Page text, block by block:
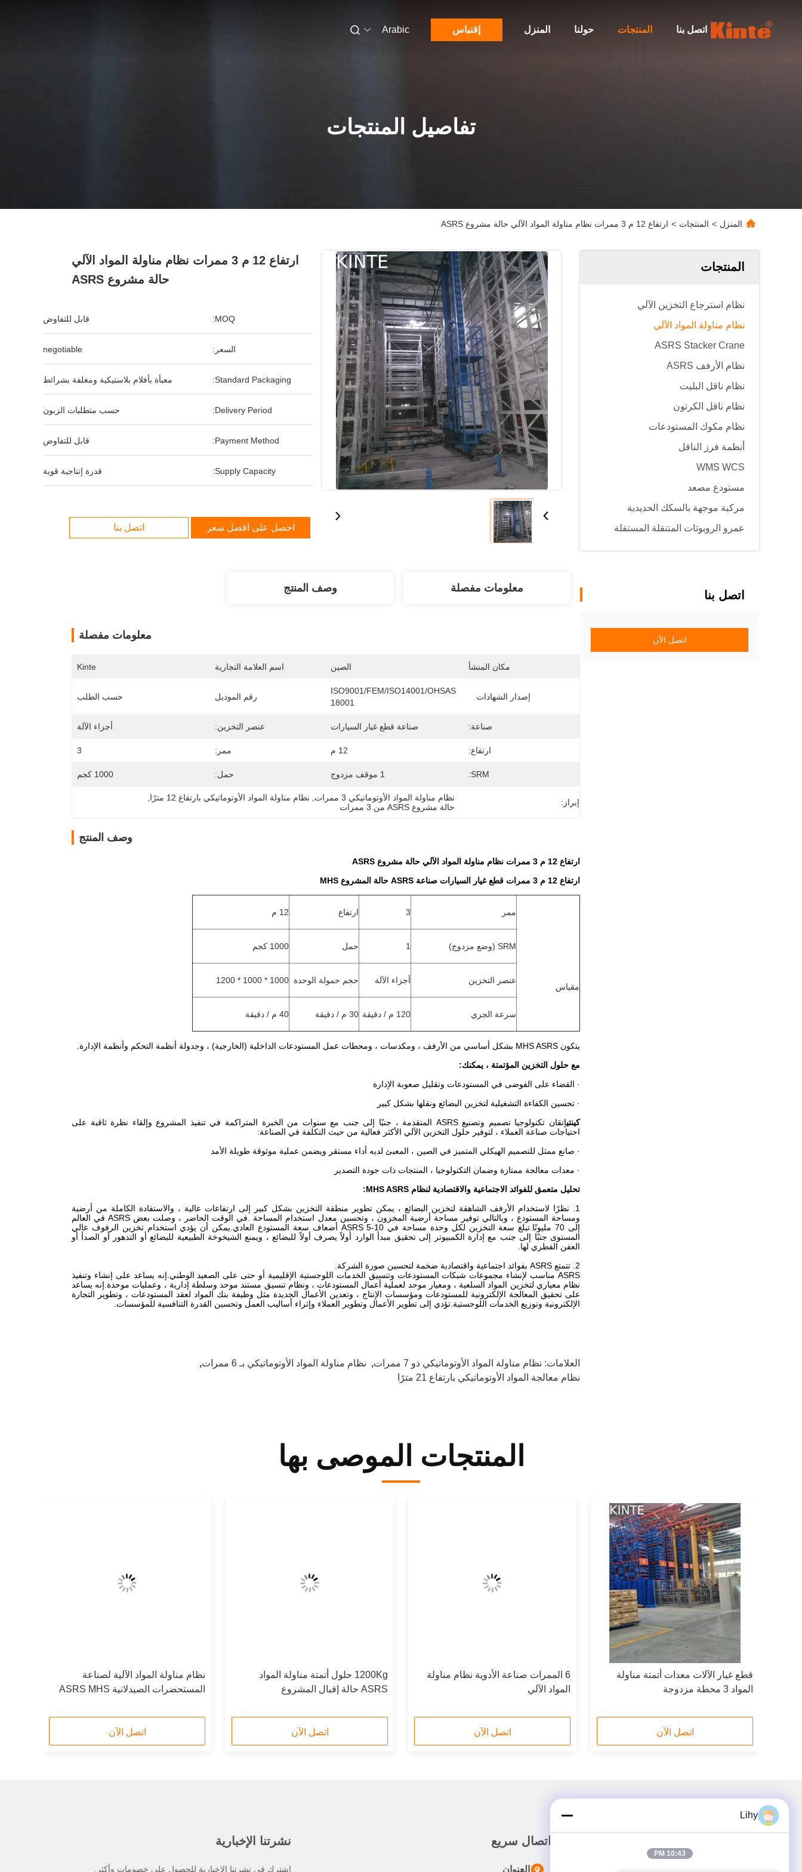
المنزل حولنا المنتجات اتصل بنا إقتباس Arabic
تفاصيل المنتجات
المنزل > المنتجات > ارتفاع 12 م 3 ممرات نظام مناولة المواد الآلي حالة مشروع ASRS
المنتجات
نظام استرجاع التخزين الآلي
نظام مناولة المواد الآلي
ASRS Stacker Crane
نظام الأرفف ASRS
نظام ناقل البليت
نظام ناقل الكرتون
نظام مكوك المستودعات
أنظمة فرز الناقل
WMS WCS
مستودع مصعد
مركبة موجهة بالسكك الحديدية
عمرو الروبوتات المتنقلة المستقلة
اتصل بنا
اتصل الآن
ارتفاع 12 م 3 ممرات نظام مناولة المواد الآلي
حالة مشروع ASRS
MOQ: قابل للتفاوض
السعر: negotiable
Standard Packaging: معبأة بأفلام بلاستيكية ومغلفة بشرائط
Delivery Period: حسب متطلبات الزبون
Payment Method: قابل للتفاوض
Supply Capacity: قدرة إنتاجية قوية
احصل على أفضل سعر اتصل بنا
معلومات مفصلة وصف المنتج
معلومات مفصلة
مكان المنشأ الصين اسم العلامة التجارية Kinte
إصدار الشهادات
ISO9001/FEM/ISO14001/OHSAS
18001
رقم الموديل حسب الطلب
صناعة: صناعة قطع غيار السيارات عنصر التخزين: أجزاء الآلة
ارتفاع: 12 م ممر: 3
SRM: 1 موقف مزدوج حمل: 1000 كجم
إبراز: نظام مناولة المواد الأوتوماتيكي 3 ممرات نظام مناولة المواد الأوتوماتيكي بارتفاع 12 مترًا
حالة مشروع ASRS من 3 ممرات
وصف المنتج
ارتفاع 12 م 3 ممرات نظام مناولة المواد الآلي حالة مشروع ASRS
ارتفاع 12 م 3 ممرات قطع غيار السيارات صناعة ASRS حالة المشروع MHS
مقياس
ممر 3 ارتفاع 12 م
SRM (وضع مزدوج) 1 حمل 1000 كجم
عنصر التخزين أجزاء الآلة حجم حمولة الوحدة 1000 * 1000 * 1200
سرعة الجري 120 م / دقيقة 30 م / دقيقة 40 م / دقيقة
يتكون MHS ASRS بشكل أساسي من الأرفف ، ومكدسات ، ومحطات عمل المستودعات الداخلية (الخارجية) ، وجدولة أنظمة التحكم وأنظمة الإدارة.
مع حلول التخزين المؤتمتة ، يمكنك:
· القضاء على الفوضى في المستودعات وتقليل صعوبة الإدارة
· تحسين الكفاءة التشغيلية لتخزين البضائع ونقلها بشكل كبير
كينتي
إتقان تكنولوجيا تصميم وتصنيع ASRS المتقدمة ، جنبًا إلى جنب مع سنوات من الخبرة المتراكمة في تنفيذ المشروع وإلقاء نظرة ثاقبة على
احتياجات صناعة العملاء ، لتوفير حلول التخزين الآلي الأكثر فعالية من حيث التكلفة في الصناعة:
· صانع ممثل للتصميم الهيكلي المتميز في الصين ، المعبئ لديه أداء مستقر ويضمن عملية موثوقة طويلة الأمد
· معدات معالجة ممتازة وضمان التكنولوجيا ، المنتجات ذات جودة التصدير
تحليل متعمق للفوائد الاجتماعية والاقتصادية لنظام MHS ASRS:
1. نظرًا لاستخدام الأرفف الشاهقة لتخزين البضائع ، يمكن تطوير منطقة التخزين بشكل كبير إلى ارتفاعات عالية ، والاستفادة الكاملة من أرضية
ومساحة المستودع ، وبالتالي توفير مساحة أرضية المخزون ، وتحسين معدل استخدام المساحة .في الوقت الحاضر ، وصلت بعض ASRS في العالم
إلى 70 مليونًا.تبلغ سعة التخزين لكل وحدة مساحة في ASRS 5-10 أضعاف سعة المستودع العادي.يمكن أن يؤدي استخدام تخزين الرفوف عالي
المستوى جنبًا إلى جنب مع إدارة الكمبيوتر إلى تحقيق مبدأ الوارد أولاً يصرف أولاً للبضائع ، ويمنع الشيخوخة الطبيعية للبضائع أو التدهور أو الصدأ أو
العفن الفطري لها.
2. تتمتع ASRS بفوائد اجتماعية واقتصادية ضخمة لتحسين صورة الشركة.
ASRS مناسب لإنشاء مجموعات شبكات المستودعات وتنسيق الخدمات اللوجستية الإقليمية أو حتى على الصعيد الوطني.إنه يساعد على إنشاء وتنفيذ
نظام معياري لتخزين المواد السلعية ، ومعيار موحد لعملية أعمال المستودعات ، ونظام تنسيق مستند موحد وسلطة إدارية ، وعمليات موحدة.إنه يساعد
على تحقيق المعالجة الإلكترونية للمستودعات ومؤسسات الإنتاج ، وتعدين الأعمال الجديدة مثل وظيفة بنك المواد لعقد المستودعات ، وتطوير التجارة
الإلكترونية وتوزيع الخدمات اللوجستية.تؤدي إلى تطوير الأعمال وتطوير العملاء وإثراء أساليب العمل وتحسين القدرة التنافسية للمؤسسات.
العلامات: نظام مناولة المواد الأوتوماتيكي ذو 7 ممرات , نظام مناولة المواد الأوتوماتيكي بـ 6 ممرات
,
نظام معالجة المواد الأوتوماتيكي بارتفاع 21 مترًا
المنتجات الموصى بها
قطع غيار الآلات معدات أتمتة مناولة
المواد 3 محطة مزدوجة
اتصل الآن
6 الممرات صناعة الأدوية نظام مناولة
المواد الآلي
اتصل الآن
1200Kg حلول أتمتة مناولة المواد
ASRS حالة إقبال المشروع
اتصل الآن
نظام مناولة المواد الآلية لصناعة
المستحضرات الصيدلانية ASRS MHS
اتصل الآن
اتصال سريع
العنوان
نشرتنا الإخبارية
اشترك في نشرتنا الإخبارية للحصول على خصومات وأكثر.
Lihy
10:43 PM